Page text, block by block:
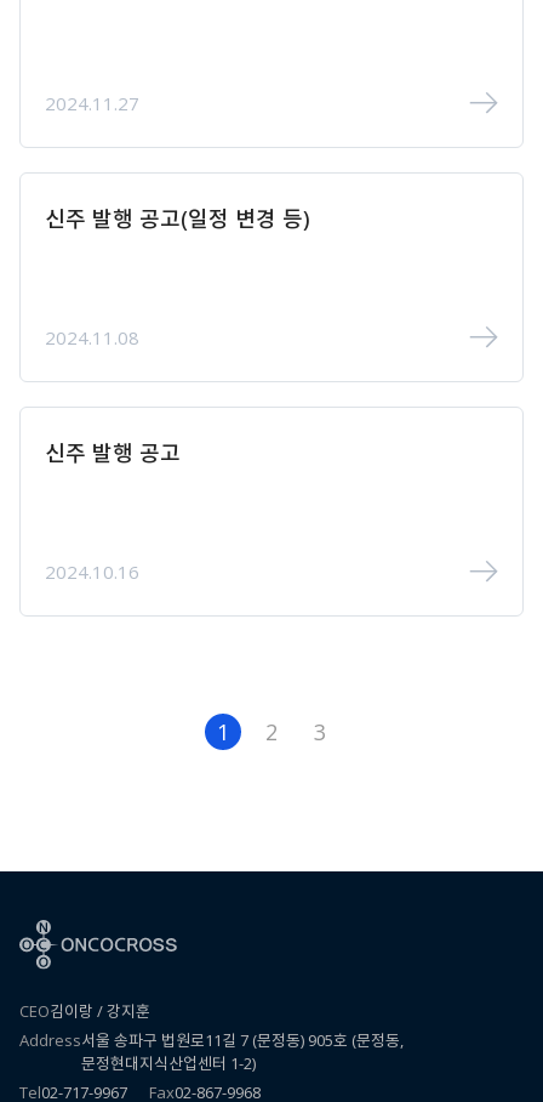
2024.11.27
신주 발행 공고(일정 변경 등)
2024.11.08
신주 발행 공고
2024.10.16
1 2 3
CEO김이랑 / 강지훈
Address서울 송파구 법원로11길 7 (문정동) 905호 (문정동,
문정현대지식산업센터 1-2)
Tel02-717-9967 Fax02-867-9968